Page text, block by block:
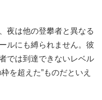
夜は他の登攀者と異なる
ルにも縛られません。彼
では到達できないレベル
を超えた”ものだといえ